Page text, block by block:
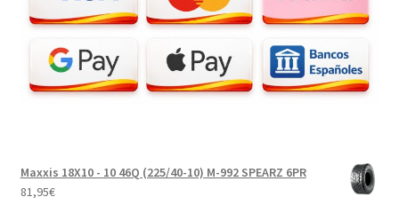
Maxxis 18X10 - 10 46Q (225/40-10) M-992 SPEARZ 6PR
81,95€